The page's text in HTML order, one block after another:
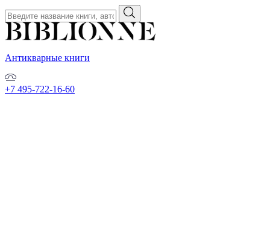
Антикварные книги
+7 495-722-16-60